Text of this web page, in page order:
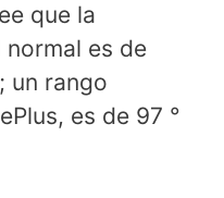
que la
es de
un rango
es de 97 °